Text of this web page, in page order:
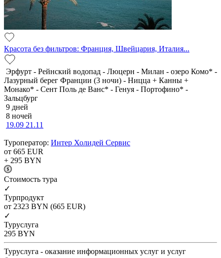
Красота без фильтров: Франция, Швейцария, Италия...
Эрфурт - Рейнский водопад - Люцерн - Милан - озеро Комо* -
Лазурный берег Франции (3 ночи) - Ницца + Канны +
Монако* - Сент Поль де Ванс* - Генуя - Портофино* -
Зальцбург
9 дней
8 ночей
19.09 21.11
Туроператор: Интер Холидей Сервис
от 665 EUR
+ 295 BYN
Cтоимость тура
✓
Турпродукт
от 2323 BYN (665 EUR)
✓
Туруслуга
295 BYN
Туруслуга - оказание информационных услуг и услуг